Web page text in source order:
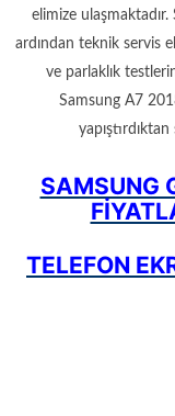
elimize
ardından teknik servis
ve parlaklık
Samsung A7
SAMSUNG
TELEFON